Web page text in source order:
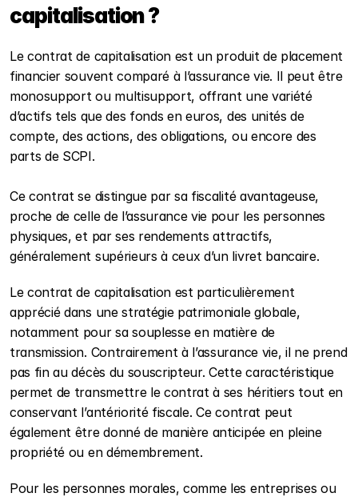
capitalisation ?
Le contrat de capitalisation est un produit de placement
financier souvent comparé à l’assurance vie. Il peut être
monosupport ou multisupport, offrant une variété
d’actifs tels que des fonds en euros, des unités de
compte, des actions, des obligations, ou encore des
parts de SCPI.
Ce contrat se distingue par sa fiscalité avantageuse,
proche de celle de l’assurance vie pour les personnes
physiques, et par ses rendements attractifs,
généralement supérieurs à ceux d’un livret bancaire.
Le contrat de capitalisation est particulièrement
apprécié dans une stratégie patrimoniale globale,
notamment pour sa souplesse en matière de
transmission. Contrairement à l’assurance vie, il ne prend
pas fin au décès du souscripteur. Cette caractéristique
permet de transmettre le contrat à ses héritiers tout en
conservant l’antériorité fiscale. Ce contrat peut
également être donné de manière anticipée en pleine
propriété ou en démembrement.
Pour les personnes morales, comme les entreprises ou